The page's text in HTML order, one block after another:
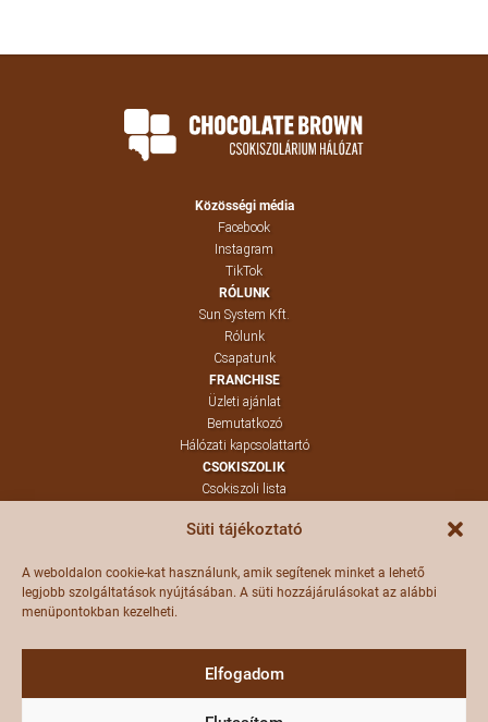
Süti tájékoztató
A weboldalon cookie-kat használunk, amik segítenek minket a lehető
legjobb szolgáltatások nyújtásában. A süti hozzájárulásokat az alábbi
menüpontokban kezelheti.
Elfogadom
Közösségi média
Facebook
Instagram
TikTok
RÓLUNK
Sun System Kft.
Rólunk
Csapatunk
FRANCHISE
Üzleti ajánlat
Bemutatkozó
Hálózati kapcsolattartó
CSOKISZOLIK
Csokiszoli lista
Szoliblog
Kapcsolat
Panaszvonal
Süti beállítások